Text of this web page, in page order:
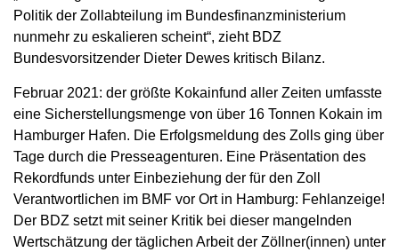
Politik der Zollabteilung im Bundesfinanzministerium
nunmehr zu eskalieren scheint“, zieht BDZ
Bundesvorsitzender Dieter Dewes kritisch Bilanz.
Februar 2021: der größte Kokainfund aller Zeiten umfasste
eine Sicherstellungsmenge von über 16 Tonnen Kokain im
Hamburger Hafen. Die Erfolgsmeldung des Zolls ging über
Tage durch die Presseagenturen. Eine Präsentation des
Rekordfunds unter Einbeziehung der für den Zoll
Verantwortlichen im BMF vor Ort in Hamburg: Fehlanzeige!
Der BDZ setzt mit seiner Kritik bei dieser mangelnden
Wertschätzung der täglichen Arbeit der Zöllner(innen) unter